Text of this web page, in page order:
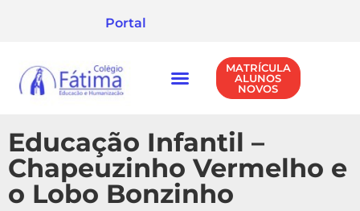
Portal
MATRÍCULA
ALUNOS
NOVOS
Educação Infantil –
Chapeuzinho Vermelho e
o Lobo Bonzinho